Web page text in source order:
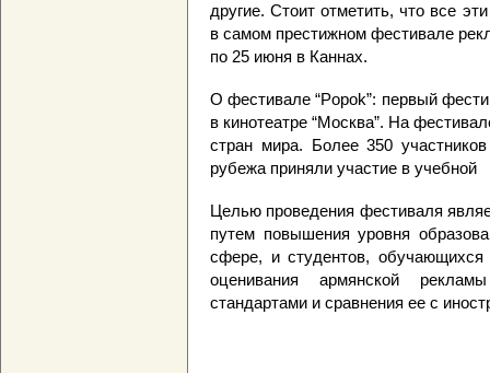
другие. Стоит отметить, что все
в самом престижном фестивале
по 25 июня в Каннах.
О фестивале “Popok”: первый
в кинотеатре “Москва”. На
стран мира. Более 350
рубежа приняли участие в учебной
Целью проведения фестиваля
путем повышения уровня
сфере, и студентов,
оценивания армянской
стандартами и сравнения ее с